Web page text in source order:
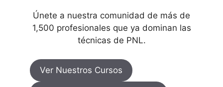
Únete a nuestra comunidad de más de
1,500 profesionales que ya dominan las
técnicas de PNL.
Ver Nuestros Cursos